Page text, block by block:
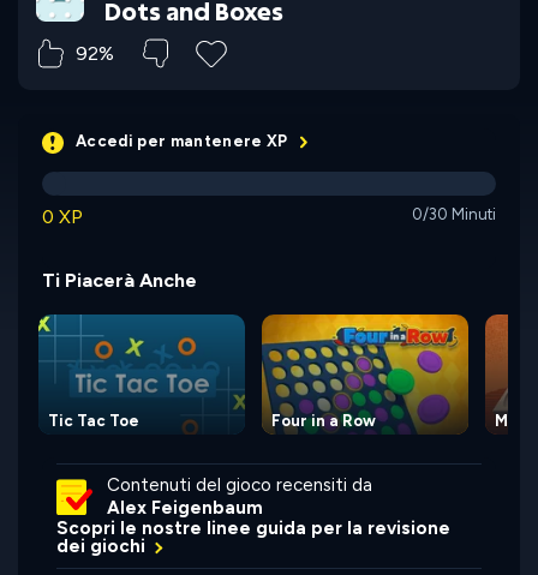
Dots and Boxes
92%
Accedi per mantenere XP
0 XP 0/30 Minuti
Ti Piacerà Anche
Tic Tac Toe Four in a Row
Contenuti del gioco recensiti da
Alex Feigenbaum
Scopri le nostre linee guida per la revisione
dei giochi